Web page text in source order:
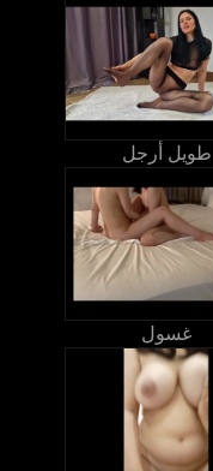
طويل أرجل
غسول